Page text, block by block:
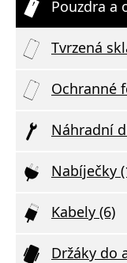
Pouzdra a
Tvrzená
Ochranné
Náhradní
Nabíječky
Kabely (6)
Držáky do